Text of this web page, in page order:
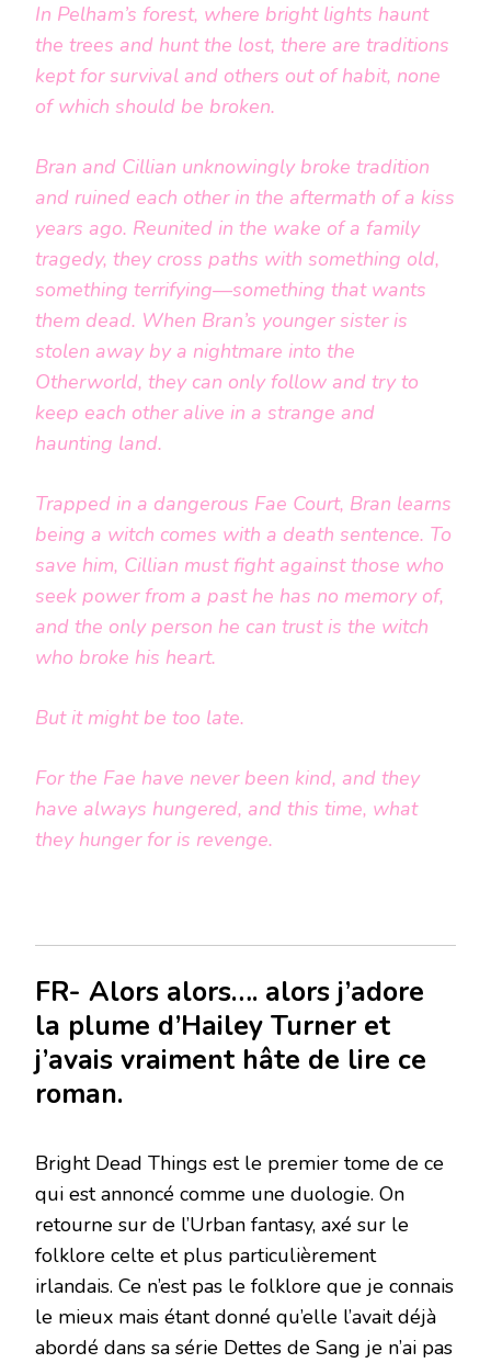
In Pelham’s forest, where bright lights haunt
the trees and hunt the lost, there are traditions
kept for survival and others out of habit, none
of which should be broken.
Bran and Cillian unknowingly broke tradition
and ruined each other in the aftermath of a kiss
years ago. Reunited in the wake of a family
tragedy, they cross paths with something old,
something terrifying—something that wants
them dead. When Bran’s younger sister is
stolen away by a nightmare into the
Otherworld, they can only follow and try to
keep each other alive in a strange and
haunting land.
Trapped in a dangerous Fae Court, Bran learns
being a witch comes with a death sentence. To
save him, Cillian must fight against those who
seek power from a past he has no memory of,
and the only person he can trust is the witch
who broke his heart.
But it might be too late.
For the Fae have never been kind, and they
have always hungered, and this time, what
they hunger for is revenge.
FR- Alors alors…. alors j’adore
la plume d’Hailey Turner et
j’avais vraiment hâte de lire ce
roman.
Bright Dead Things est le premier tome de ce
qui est annoncé comme une duologie. On
retourne sur de l’Urban fantasy, axé sur le
folklore celte et plus particulièrement
irlandais. Ce n’est pas le folklore que je connais
le mieux mais étant donné qu’elle l’avait déjà
abordé dans sa série Dettes de Sang je n’ai pas